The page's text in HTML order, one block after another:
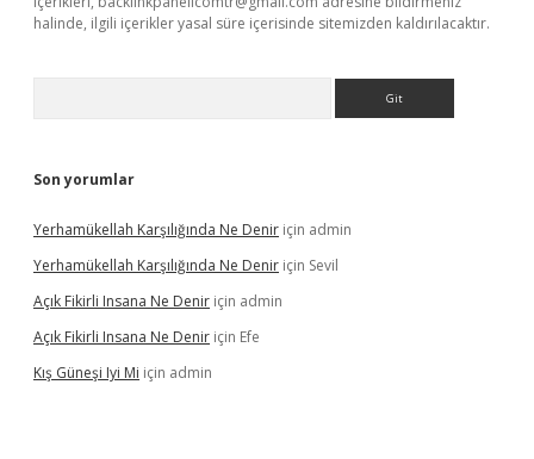
halinde, ilgili içerikler yasal süre içerisinde sitemizden kaldırılacaktır.
Son yorumlar
Yerhamükellah Karşılığında Ne Denir için admin
Yerhamükellah Karşılığında Ne Denir için Sevil
Açık Fikirli Insana Ne Denir için admin
Açık Fikirli Insana Ne Denir için Efe
Kış Güneşi Iyi Mi için admin